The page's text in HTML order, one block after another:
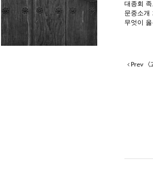
대종회
문중소개
무엇이
Prev <